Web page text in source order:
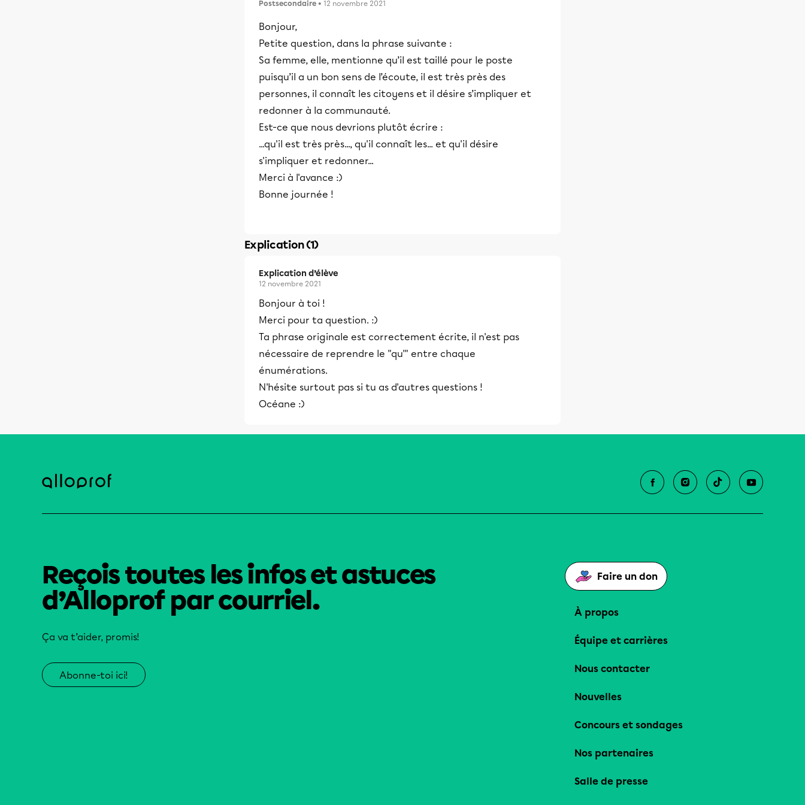
Postsecondaire • 12 novembre 2021
Bonjour,
Petite question, dans la phrase suivante :
Sa femme, elle, mentionne qu’il est taillé pour le poste
puisqu’il a un bon sens de l’écoute, il est très près des
personnes, il connaît les citoyens et il désire s’impliquer et
redonner à la communauté.
Est-ce que nous devrions plutôt écrire :
...qu'il est très près..., qu'il connaît les... et qu'il désire
s'impliquer et redonner...
Merci à l'avance :)
Bonne journée !
Explication (1)
Explication d’élève
12 novembre 2021
Bonjour à toi !
Merci pour ta question. :)
Ta phrase originale est correctement écrite, il n'est pas
nécessaire de reprendre le "qu'" entre chaque
énumérations.
N'hésite surtout pas si tu as d'autres questions !
Océane :)
Reçois toutes les infos et astuces
d’Alloprof par courriel.
Ça va t’aider, promis!
Abonne-toi ici!
Faire un don
À propos
Équipe et carrières
Nous contacter
Nouvelles
Concours et sondages
Nos partenaires
Salle de presse